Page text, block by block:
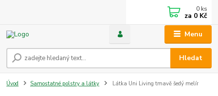
Menu
Hledat
0 ks
za 0 Kč
Úvod Samostatné polstry a látky Látka Uni Living tmavě šedý melír